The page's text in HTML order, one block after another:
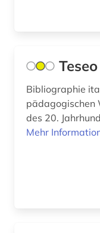
Bibliographie
pädagogischen
des 20.
Mehr